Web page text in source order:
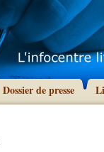
Dossier de presse